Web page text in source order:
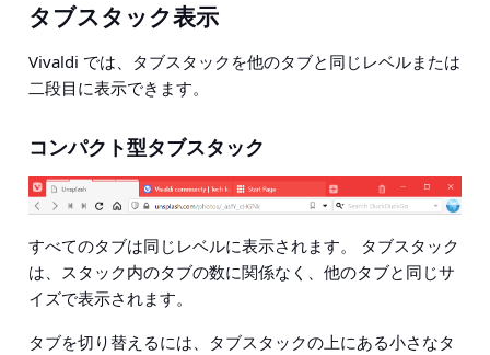
タブスタック表示
Vivaldi では、タブスタックを他のタブと同じレベルまたは
二段目に表示できます。
コンパクト型タブスタック
すべてのタブは同じレベルに表示されます。 タブスタック
は、スタック内のタブの数に関係なく、他のタブと同じサ
イズで表示されます。
タブを切り替えるには、タブスタックの上にある小さなタ